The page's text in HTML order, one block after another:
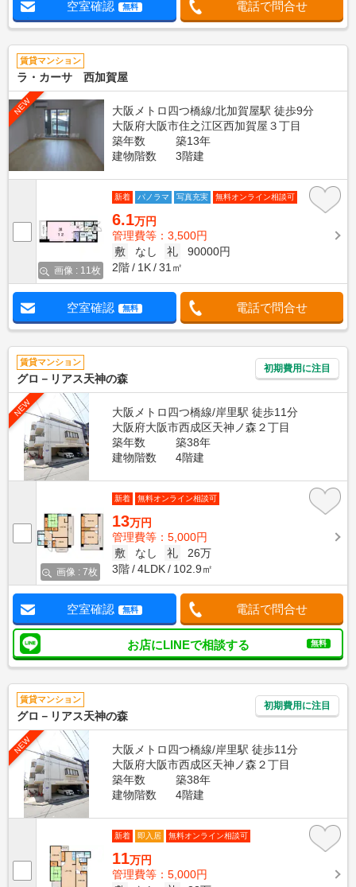
空室確認 無料 電話で問合せ
賃貸マンション
ラ・カーサ 西加賀屋
NEW
大阪メトロ四つ橋線/北加賀屋駅 徒歩9分
大阪府大阪市住之江区西加賀屋３丁目
築年数
築13年
建物階数
3階建
画像 : 11枚
新着 パノラマ 写真充実 無料オンライン相談可
6.1万円
管理費等：3,500円
敷
なし 礼
90000円
2階
1K 31㎡
空室確認 無料 電話で問合せ
賃貸マンション
グロ－リアス天神の森
初期費用に注目
NEW
大阪メトロ四つ橋線/岸里駅 徒歩11分
大阪府大阪市西成区天神ノ森２丁目
築年数
築38年
建物階数
4階建
画像 : 7枚
新着 無料オンライン相談可
13万円
管理費等：5,000円
敷
なし 礼
26万
3階
4LDK 102.9㎡
空室確認 無料 電話で問合せ
お店にLINEで相談する 無料
賃貸マンション
グロ－リアス天神の森
初期費用に注目
NEW
大阪メトロ四つ橋線/岸里駅 徒歩11分
大阪府大阪市西成区天神ノ森２丁目
築年数
築38年
建物階数
4階建
新着 即入居 無料オンライン相談可
11万円
管理費等：5,000円